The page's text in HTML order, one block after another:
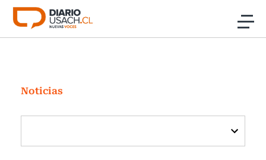
Click acá para ir directamente al contenido
Investigación
Cultura
Programas Radio y TV Usach
Noticias